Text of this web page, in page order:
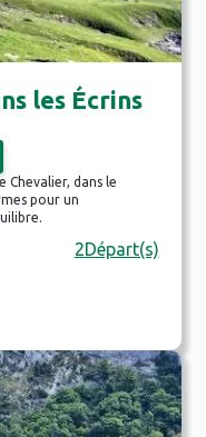
les Écrins
Chevalier, dans le
pour un
2Départ(s)